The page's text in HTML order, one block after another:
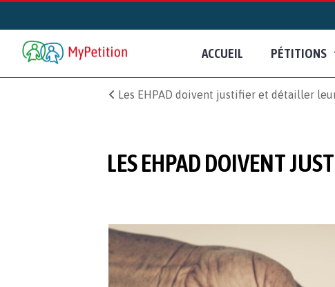
ACCUEIL PÉTITIONS
Les EHPAD doivent justifier et détailler
LES EHPAD DOIVENT